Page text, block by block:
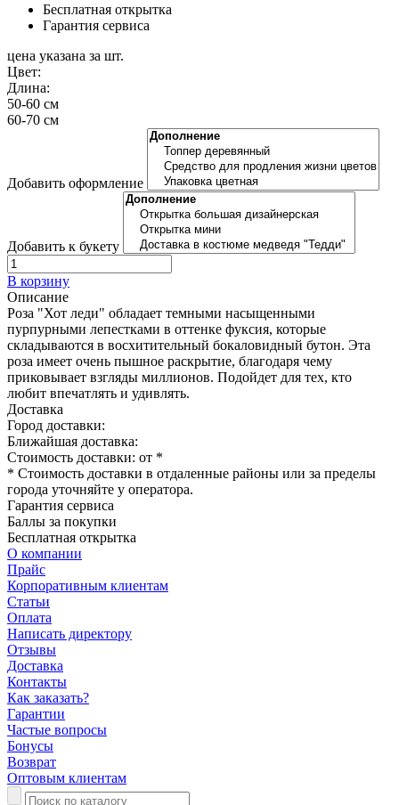
Бесплатная открытка
Гарантия сервиса
цена указана за шт.
Цвет:
Длина:
50-60 см
60-70 см
Добавить оформление
Добавить к букету
В корзину
Описание
Роза "Хот леди" обладает темными насыщенными
пурпурными лепестками в оттенке фуксия, которые
складываются в восхитительный бокаловидный бутон. Эта
роза имеет очень пышное раскрытие, благодаря чему
приковывает взгляды миллионов. Подойдет для тех, кто
любит впечатлять и удивлять.
Доставка
Город доставки:
Ближайшая доставка:
Стоимость доставки: от *
* Стоимость доставки в отдаленные районы или за пределы
города уточняйте у оператора.
Гарантия сервиса
Баллы за покупки
Бесплатная открытка
О компании
Прайс
Корпоративным клиентам
Статьи
Оплата
Написать директору
Отзывы
Доставка
Контакты
Как заказать?
Гарантии
Частые вопросы
Бонусы
Возврат
Оптовым клиентам